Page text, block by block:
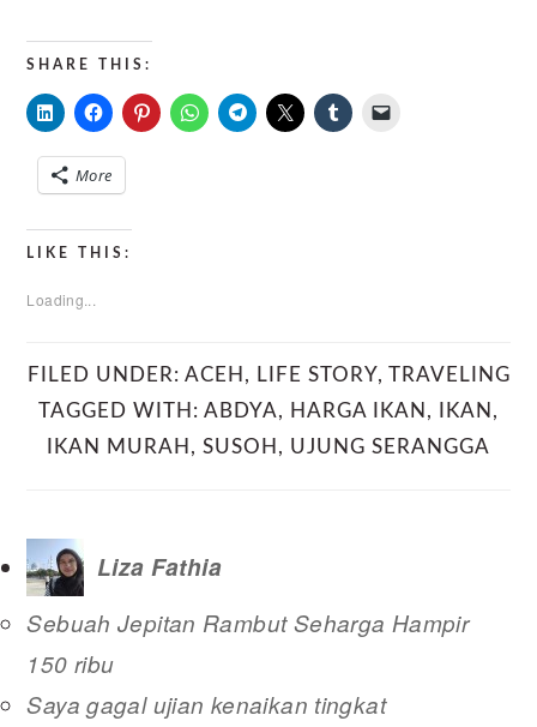
SHARE THIS:
More
LIKE THIS:
Loading...
FILED UNDER: ACEH , LIFE STORY, TRAVELING
TAGGED WITH: ABDYA, HARGA IKAN , IKAN ,
IKAN MURAH , SUSOH , UJUNG SERANGGA
Liza Fathia
Sebuah Jepitan Rambut Seharga Hampir
150 ribu
Saya gagal ujian kenaikan tingkat